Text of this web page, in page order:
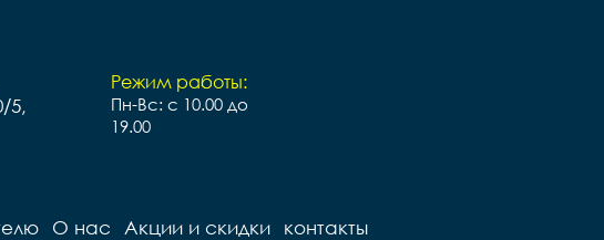
Режим работы:
Пн-Вс: с 10.00 до
19.00
5,
О нас Акции и скидки контакты